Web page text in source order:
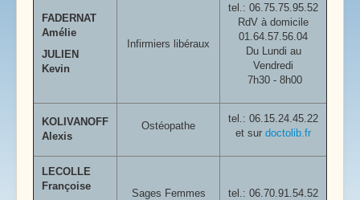
FADERNAT
Amélie
JULIEN
Kevin
Infirmiers libéraux
tel.: 06.75.75.95.52
RdV à domicile
01.64.57.56.04
Du Lundi au
Vendredi
7h30 - 8h00
KOLIVANOFF
Alexis
Ostéopathe
tel.: 06.15.24.45.22
et sur doctolib.fr
LECOLLE
Françoise
Sages Femmes
tel.: 06.70.91.54.52